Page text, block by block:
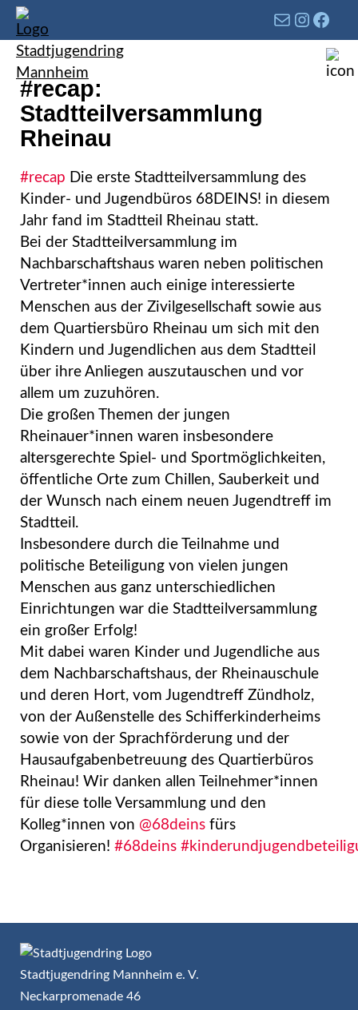
#recap:
Stadtteilversammlung
Rheinau
#recap Die erste Stadtteilversammlung des
Kinder- und Jugendbüros 68DEINS! in diesem
Jahr fand im Stadtteil Rheinau statt.
Bei der Stadtteilversammlung im
Nachbarschaftshaus waren neben politischen
Vertreter*innen auch einige interessierte
Menschen aus der Zivilgesellschaft sowie aus
dem Quartiersbüro Rheinau um sich mit den
Kindern und Jugendlichen aus dem Stadtteil
über ihre Anliegen auszutauschen und vor
allem um zuzuhören.
Die großen Themen der jungen
Rheinauer*innen waren insbesondere
altersgerechte Spiel- und Sportmöglichkeiten,
öffentliche Orte zum Chillen, Sauberkeit und
der Wunsch nach einem neuen Jugendtreff im
Stadtteil.
Insbesondere durch die Teilnahme und
politische Beteiligung von vielen jungen
Menschen aus ganz unterschiedlichen
Einrichtungen war die Stadtteilversammlung
ein großer Erfolg!
Mit dabei waren Kinder und Jugendliche aus
dem Nachbarschaftshaus, der Rheinauschule
und deren Hort, vom Jugendtreff Zündholz,
von der Außenstelle des Schifferkinderheims
sowie von der Sprachförderung und der
Hausaufgabenbetreuung des Quartierbüros
Rheinau! Wir danken allen Teilnehmer*innen
für diese tolle Versammlung und den
Kolleg*innen von @68deins fürs
Organisieren! #68deins
Stadtjugendring Mannheim e. V.
Neckarpromenade 46